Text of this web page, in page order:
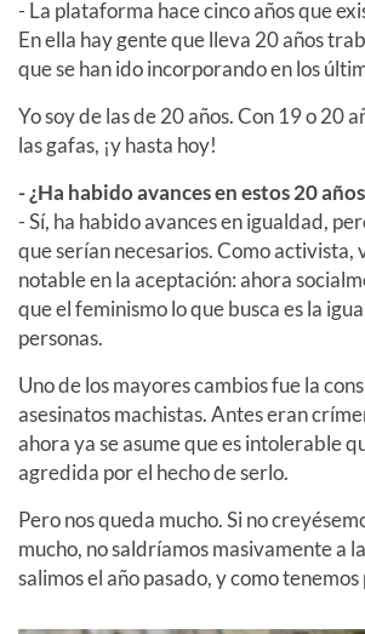
- La plataforma hace cinco años que
En ella hay gente que lleva 20 años
que se han ido incorporando en los
Yo soy de las de 20 años. Con 19 o 20
las gafas, ¡y hasta hoy!
- ¿Ha habido avances en estos 20
- Sí, ha habido avances en igualdad,
que serían necesarios. Como activista,
notable en la aceptación: ahora
que el feminismo lo que busca es la
personas.
Uno de los mayores cambios fue la
asesinatos machistas. Antes eran
ahora ya se asume que es intolerable
agredida por el hecho de serlo.
Pero nos queda mucho. Si no
mucho, no saldríamos masivamente a
salimos el año pasado, y como